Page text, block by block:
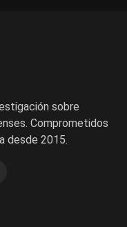
sobre
Comprometidos
desde 2015.